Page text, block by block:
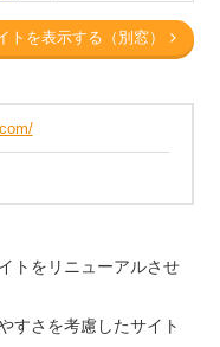
トを表示する（別窓）
トをリニューアルさせ
すさを考慮したサイト